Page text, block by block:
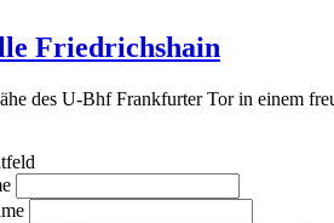
Friedrichshain
des U-Bhf Frankfurter Tor in einem